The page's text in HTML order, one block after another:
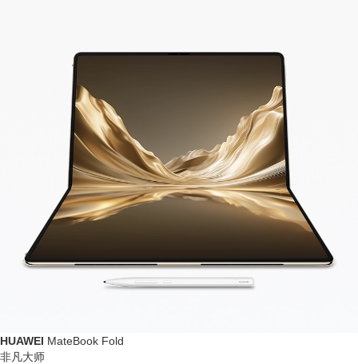
HUAWEI MateBook Fold
非凡大师